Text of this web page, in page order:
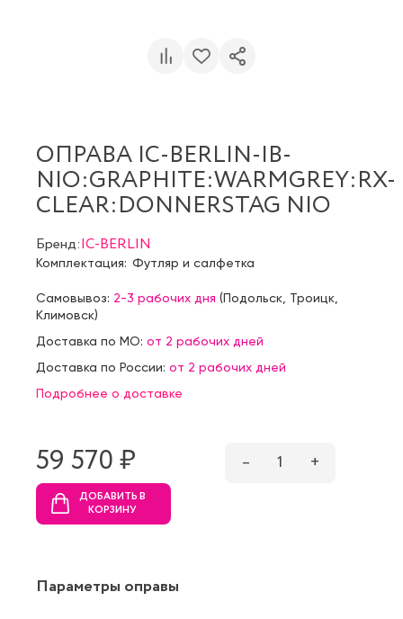
ОПРАВА IC-BERLIN-IB-
NIO:GRAPHITE:WARMGREY:RX-
CLEAR:DONNERSTAG NIO
Бренд:IC-BERLIN
Комплектация: Футляр и салфетка
Самовывоз: 2-3 рабочих дня (Подольск Троицк
Климовск)
Доставка по МО: от 2 рабочих дней
Доставка по России: от 2 рабочих дней
Подробнее о доставке
59 570 ₷ – 1 +
ДОБАВИТЬ В
КОРЗИНУ
Параметры оправы